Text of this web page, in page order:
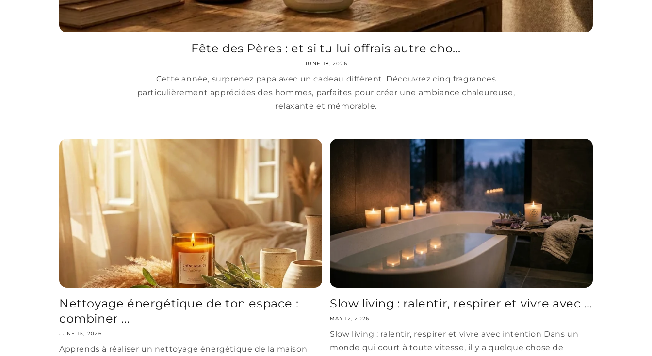
Fête des Pères : et si tu lui offrais autre cho...
JUNE 18, 2026
Cette année, surprenez papa avec un cadeau différent. Découvrez cinq fragrances
particulièrement appréciées des hommes, parfaites pour créer une ambiance chaleureuse,
relaxante et mémorable.
Nettoyage énergétique de ton espace :
combiner ...
JUNE 15, 2026
Apprends à réaliser un nettoyage énergétique de la maison
Slow living : ralentir, respirer et vivre avec ...
MAY 12, 2026
Slow living : ralentir, respirer et vivre avec intention Dans un
monde qui court à toute vitesse, il y a quelque chose de